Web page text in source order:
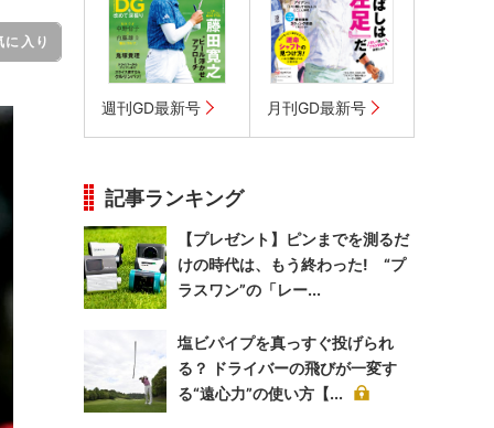
に入り
週刊GD最新号 月刊GD最新号
記事ランキング
【プレゼント】ピンまでを測るだ
けの時代は、もう終わった! “プ
ラスワン”の「レー...
塩ビパイプを真っすぐ投げられ
る？ ドライバーの飛びが一変す
る“遠心力”の使い方【...